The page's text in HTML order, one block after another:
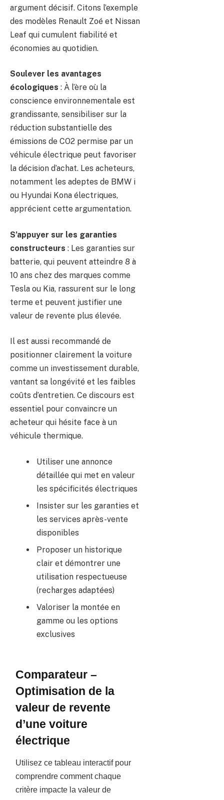
argument décisif. Citons l’exemple
des modèles Renault Zoé et Nissan
Leaf qui cumulent fiabilité et
économies au quotidien.
Soulever les avantages
écologiques : À l’ère où la
conscience environnementale est
grandissante, sensibiliser sur la
réduction substantielle des
émissions de CO2 permise par un
véhicule électrique peut favoriser
la décision d’achat. Les acheteurs,
notamment les adeptes de BMW i
ou Hyundai Kona électriques,
apprécient cette argumentation.
S’appuyer sur les garanties
constructeurs : Les garanties sur
batterie, qui peuvent atteindre 8 à
10 ans chez des marques comme
Tesla ou Kia, rassurent sur le long
terme et peuvent justifier une
valeur de revente plus élevée.
Il est aussi recommandé de
positionner clairement la voiture
comme un investissement durable,
vantant sa longévité et les faibles
coûts d’entretien. Ce discours est
essentiel pour convaincre un
acheteur qui hésite face à un
véhicule thermique.
Utiliser une annonce
détaillée qui met en valeur
les spécificités électriques
Insister sur les garanties et
les services après-vente
disponibles
Proposer un historique
clair et démontrer une
utilisation respectueuse
(recharges adaptées)
Valoriser la montée en
gamme ou les options
exclusives
Comparateur –
Optimisation de la
valeur de revente
d’une voiture
électrique
Utilisez ce tableau interactif pour
comprendre comment chaque
critère impacte la valeur de